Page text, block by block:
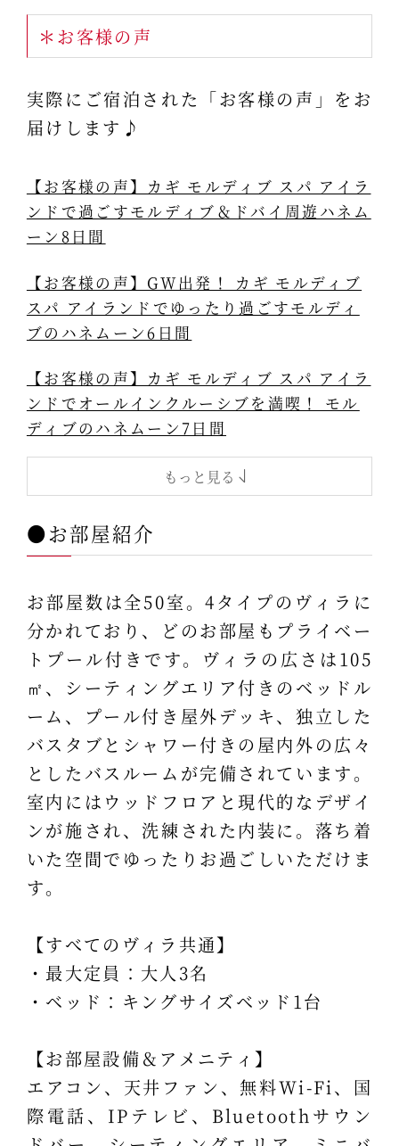
＊お客様の声
実際にご宿泊された「お客様の声」をお
届けします♪
【お客様の声】カギ モルディブ スパ アイラ
ンドで過ごすモルディブ＆ドバイ周遊ハネム
ーン8日間
【お客様の声】GW出発！ カギ モルディブ
スパ アイランドでゆったり過ごすモルディ
ブのハネムーン6日間
【お客様の声】カギ モルディブ スパ アイラ
ンドでオールインクルーシブを満喫！ モル
ディブのハネムーン7日間
もっと見る
●お部屋紹介
お部屋数は全50室。4タイプのヴィラに
分かれており、どのお部屋もプライベー
トプール付きです。ヴィラの広さは105
㎡、シーティングエリア付きのベッドル
ーム、プール付き屋外デッキ、独立した
バスタブとシャワー付きの屋内外の広々
としたバスルームが完備されています。
室内にはウッドフロアと現代的なデザイ
ンが施され、洗練された内装に。落ち着
いた空間でゆったりお過ごしいただけま
す。
【すべてのヴィラ共通】
・最大定員：大人3名
・ベッド：キングサイズベッド1台
【お部屋設備＆アメニティ】
エアコン、天井ファン、無料Wi-Fi、国
際電話、IPテレビ、Bluetoothサウン